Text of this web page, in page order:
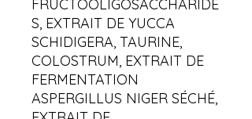
FRUCTOOLIGOSACCHARIDE
S, EXTRAIT DE YUCCA
SCHIDIGERA, TAURINE,
COLOSTRUM, EXTRAIT DE
FERMENTATION
ASPERGILLUS NIGER SÉCHÉ,